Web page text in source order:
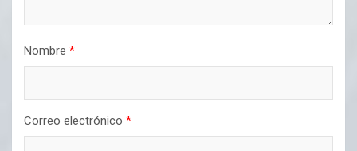
Nombre *
Correo electrónico *